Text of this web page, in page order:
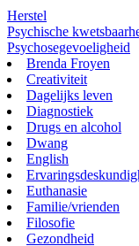
Herstel
Psychische
Psychosegevoeligheid
Brenda Froyen
Creativiteit
Dagelijks leven
Diagnostiek
Drugs en alcohol
Dwang
English
Euthanasie
Familie/vrienden
Filosofie
Gezondheid